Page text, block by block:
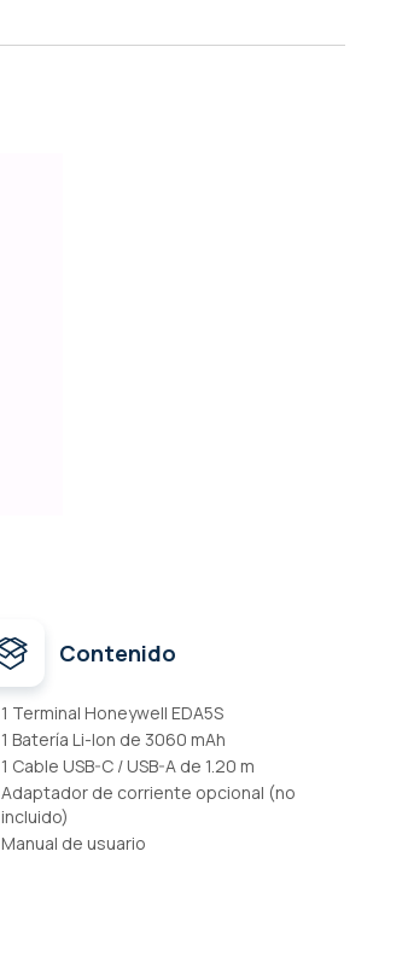
Contenido
1 Terminal Honeywell EDA5S
1 Batería Li-Ion de 3060 mAh
1 Cable USB-C / USB-A de 1.20 m
Adaptador de corriente opcional (no
incluido)
Manual de usuario